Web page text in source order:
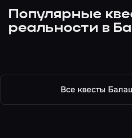
Популярные
реальности в
Все квесты